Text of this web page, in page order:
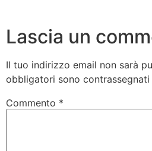
Lascia un
Il tuo indirizzo email non sarà
obbligatori sono contrassegnati
Commento *